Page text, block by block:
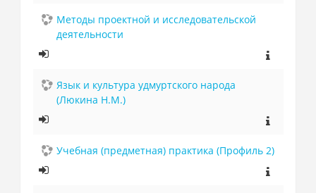
Методы проектной и исследовательской
деятельности
Язык и культура удмуртского народа
(Люкина Н.М.)
Учебная (предметная) практика (Профиль 2)